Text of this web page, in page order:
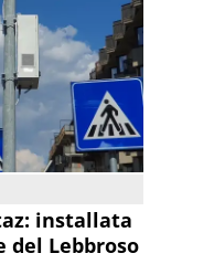
installata
del Lebbroso